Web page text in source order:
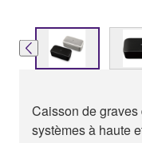
Caisson de
systèmes à haute